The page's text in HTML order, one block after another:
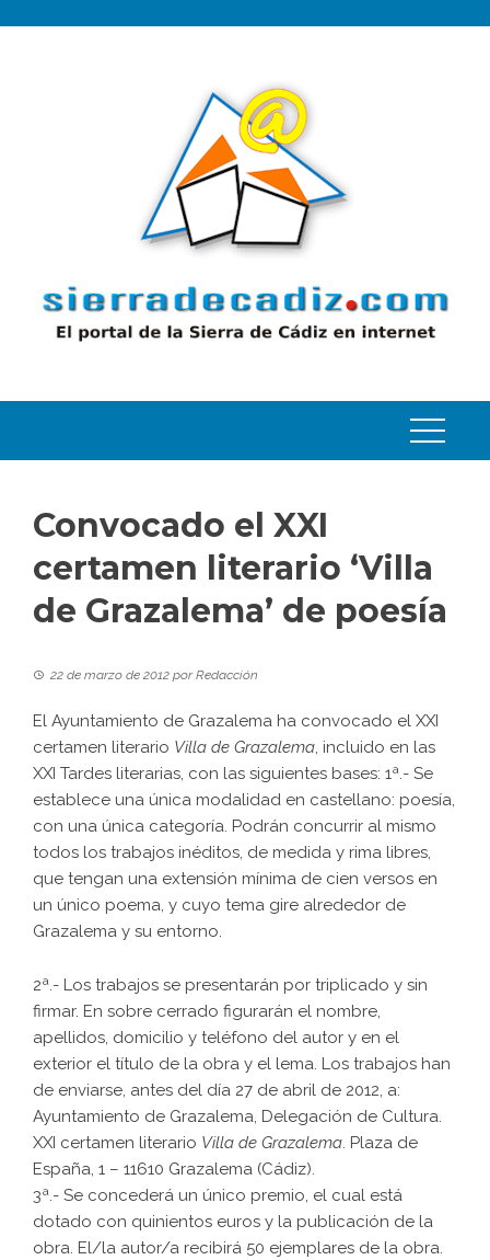
Convocado el XXI
certamen literario ‘Villa
de Grazalema’ de poesía
22 de marzo de 2012 porRedacción
El Ayuntamiento de Grazalema ha convocado el XXI
certamen literario Villa de Grazalema, incluido en las
XXI Tardes literarias, con las siguientes bases: 1ª.- Se
establece una única modalidad en castellano: poesía,
con una única categoría. Podrán concurrir al mismo
todos los trabajos inéditos, de medida y rima libres,
que tengan una extensión mínima de cien versos en
un único poema, y cuyo tema gire alrededor de
Grazalema y su entorno.
2ª.- Los trabajos se presentarán por triplicado y sin
firmar. En sobre cerrado figurarán el nombre,
apellidos, domicilio y teléfono del autor y en el
exterior el título de la obra y el lema. Los trabajos han
de enviarse, antes del día 27 de abril de 2012, a:
Ayuntamiento de Grazalema, Delegación de Cultura.
XXI certamen literario Villa de Grazalema. Plaza de
España, 1 – 11610 Grazalema (Cádiz).
3ª.- Se concederá un único premio, el cual está
dotado con quinientos euros y la publicación de la
obra. El/la autor/a recibirá 50 ejemplares de la obra.